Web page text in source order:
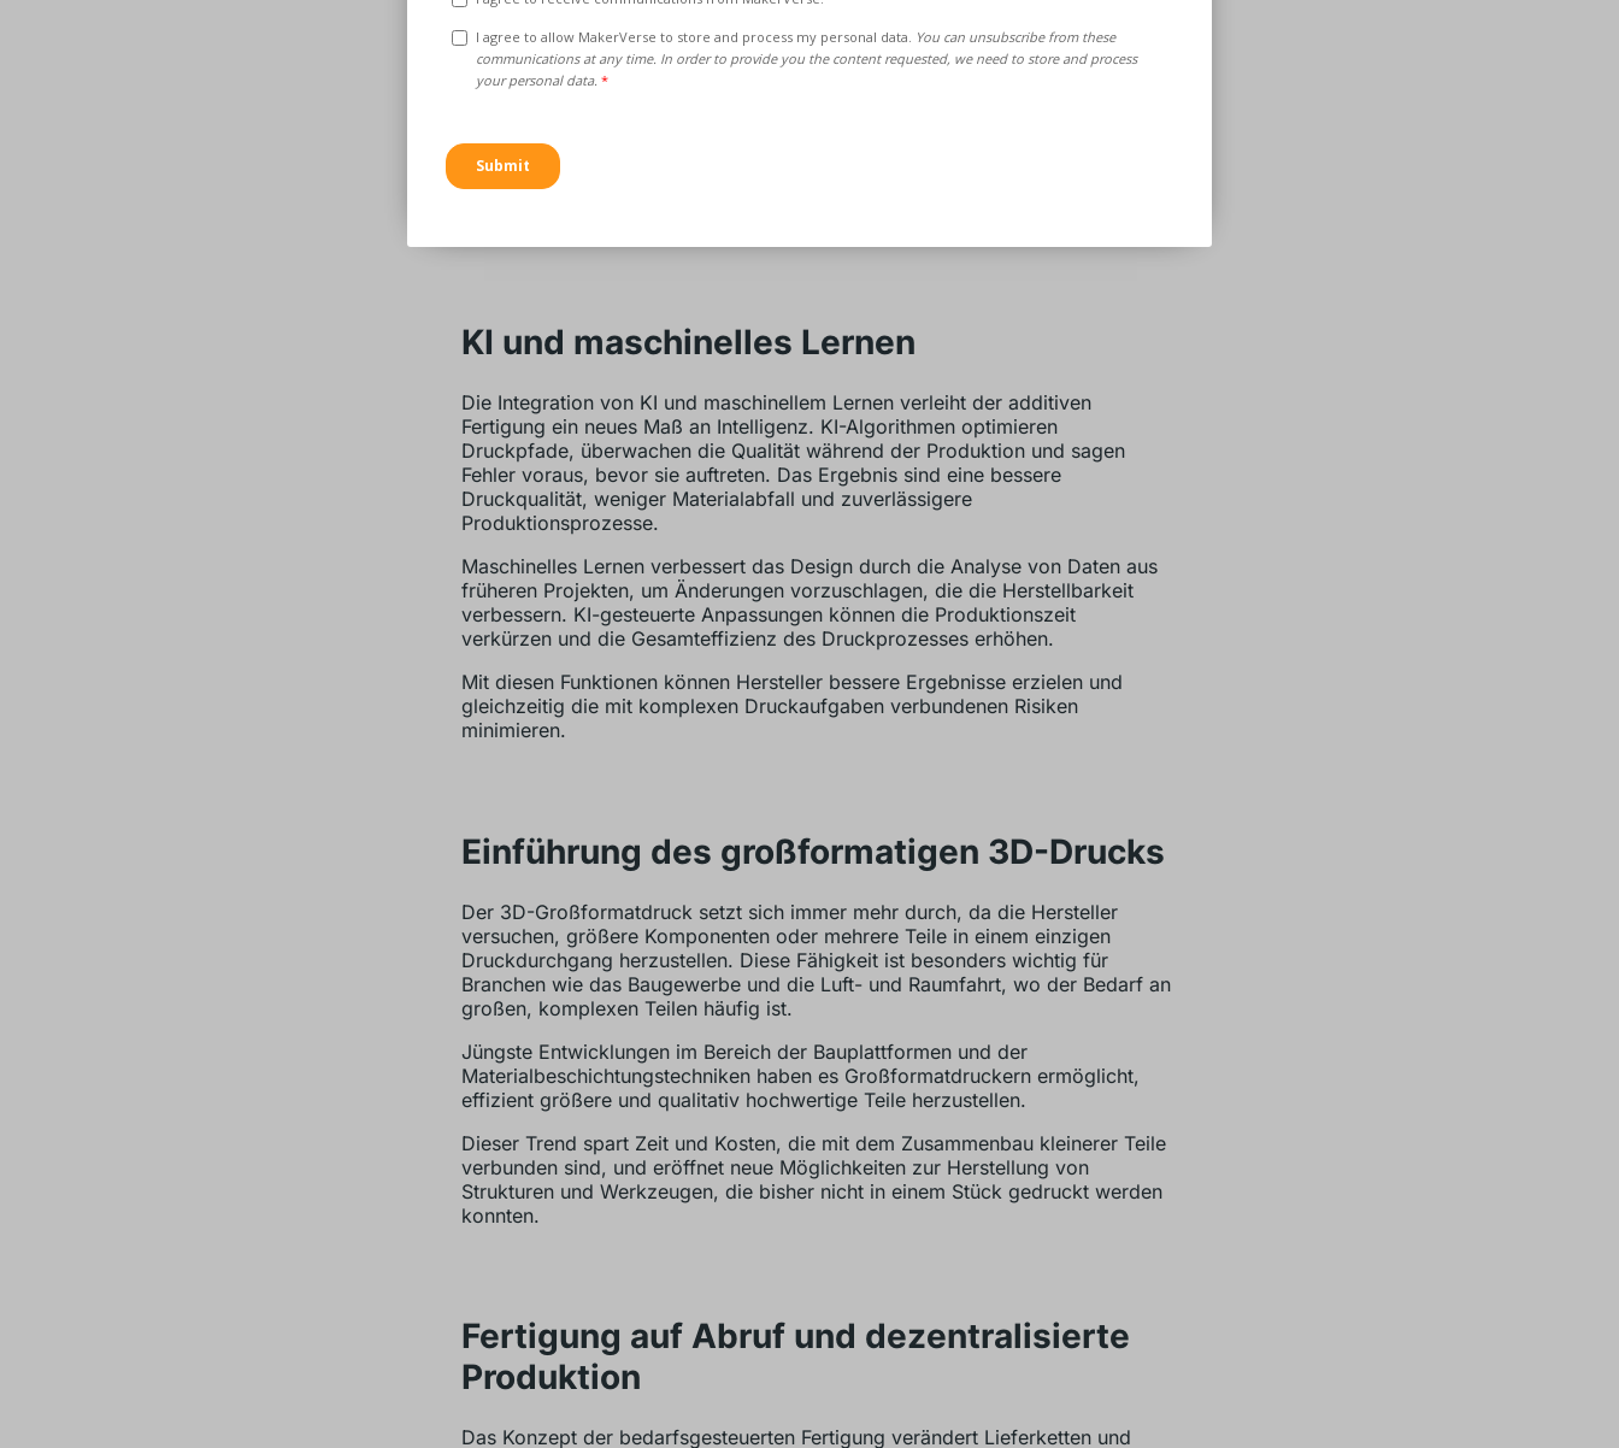
Materialien mit unterschiedlichen Eigenschaften, wie Flexibilität und
Steifigkeit, in einem einzigen Bauwerk kombinieren. Mit dem
Multimaterialdruck lassen sich zum Beispiel medizinische Geräte herstellen,
die für eine bessere Funktionalität sowohl harte als auch weiche Teile
Dank der Fortschritte in der Druckkopftechnologie und der
Materialwissenschaft können die Hersteller jetzt Teile entwerfen, die
komplexe Anforderungen erfüllen und in ihren spezifischen Anwendungen
KI und maschinelles Lernen
Die Integration von KI und maschinellem Lernen verleiht der additiven
Fertigung ein neues Maß an Intelligenz. KI-Algorithmen optimieren
Druckpfade, überwachen die Qualität während der Produktion und sagen
Fehler voraus, bevor sie auftreten. Das Ergebnis sind eine bessere
Druckqualität, weniger Materialabfall und zuverlässigere
Produktionsprozesse.
Maschinelles Lernen verbessert das Design durch die Analyse von Daten aus
früheren Projekten, um Änderungen vorzuschlagen, die die Herstellbarkeit
verbessern. KI-gesteuerte Anpassungen können die Produktionszeit
verkürzen und die Gesamteffizienz des Druckprozesses erhöhen.
Mit diesen Funktionen können Hersteller bessere Ergebnisse erzielen und
gleichzeitig die mit komplexen Druckaufgaben verbundenen Risiken
minimieren.
Einführung des großformatigen 3D-Drucks
Der 3D-Großformatdruck setzt sich immer mehr durch, da die Hersteller
versuchen, größere Komponenten oder mehrere Teile in einem einzigen
Druckdurchgang herzustellen. Diese Fähigkeit ist besonders wichtig für
Branchen wie das Baugewerbe und die Luft- und Raumfahrt, wo der Bedarf an
großen, komplexen Teilen häufig ist.
Jüngste Entwicklungen im Bereich der Bauplattformen und der
Materialbeschichtungstechniken haben es Großformatdruckern ermöglicht,
effizient größere und qualitativ hochwertige Teile herzustellen.
Dieser Trend spart Zeit und Kosten, die mit dem Zusammenbau kleinerer Teile
verbunden sind, und eröffnet neue Möglichkeiten zur Herstellung von
Strukturen und Werkzeugen, die bisher nicht in einem Stück gedruckt werden
konnten.
Fertigung auf Abruf und dezentralisierte
Produktion
Das Konzept der bedarfsgesteuerten Fertigung verändert Lieferketten und